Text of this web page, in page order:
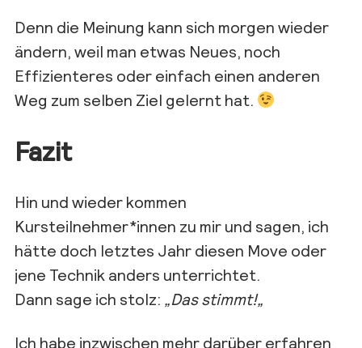
Denn die Meinung kann sich morgen wieder
ändern, weil man etwas Neues, noch
Effizienteres oder einfach einen anderen
Weg zum selben Ziel gelernt hat.
Fazit
Hin und wieder kommen
Kursteilnehmer*innen zu mir und sagen, ich
hätte doch letztes Jahr diesen Move oder
jene Technik anders unterrichtet.
Dann sage ich stolz:
„Das stimmt!„
Ich habe inzwischen mehr darüber erfahren